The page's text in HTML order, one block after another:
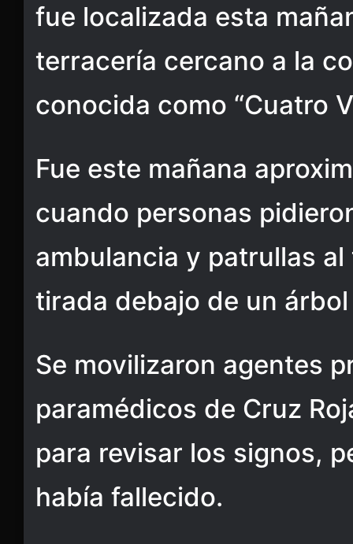
fue localizada esta
terracería cercano a la
conocida como “Cuatro
Fue este mañana
cuando personas
ambulancia y patrullas
tirada debajo de un
Se movilizaron agentes
paramédicos de Cruz
para revisar los signos,
había fallecido.